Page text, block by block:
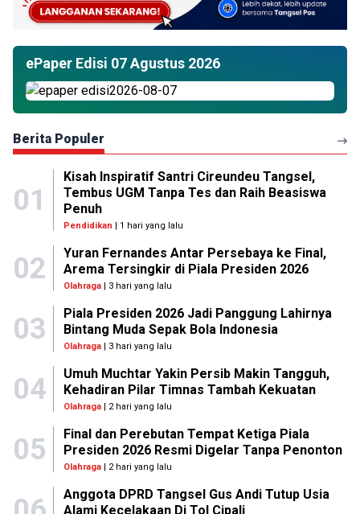
ePaper Edisi 07 Agustus 2026
Berita Populer
01
Kisah Inspiratif Santri Cireundeu Tangsel,
Tembus UGM Tanpa Tes dan Raih Beasiswa
Penuh
Pendidikan | 1 hari yang lalu
02
Yuran Fernandes Antar Persebaya ke Final,
Arema Tersingkir di Piala Presiden 2026
Olahraga| 3 hari yang lalu
03
Piala Presiden 2026 Jadi Panggung Lahirnya
Bintang Muda Sepak Bola Indonesia
Olahraga| 3 hari yang lalu
04
Umuh Muchtar Yakin Persib Makin Tangguh,
Kehadiran Pilar Timnas Tambah Kekuatan
Olahraga| 2 hari yang lalu
05
Final dan Perebutan Tempat Ketiga Piala
Presiden 2026 Resmi Digelar Tanpa Penonton
Olahraga| 2 hari yang lalu
Anggota DPRD Tangsel Gus Andi Tutup Usia
Alami Kecelakaan Di Tol Cipali